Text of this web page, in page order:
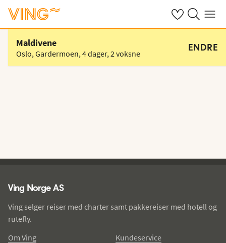
Se dine sparte
Søk påMeny
Velg hotell
Maldivene
Oslo, Gardermoen,4 dager,2 voksne
ENDRE
Ving Norge AS
Ving selger reiser med charter samt pakkereiser med hotell og
rutefly.
Om Ving
Kundeservice